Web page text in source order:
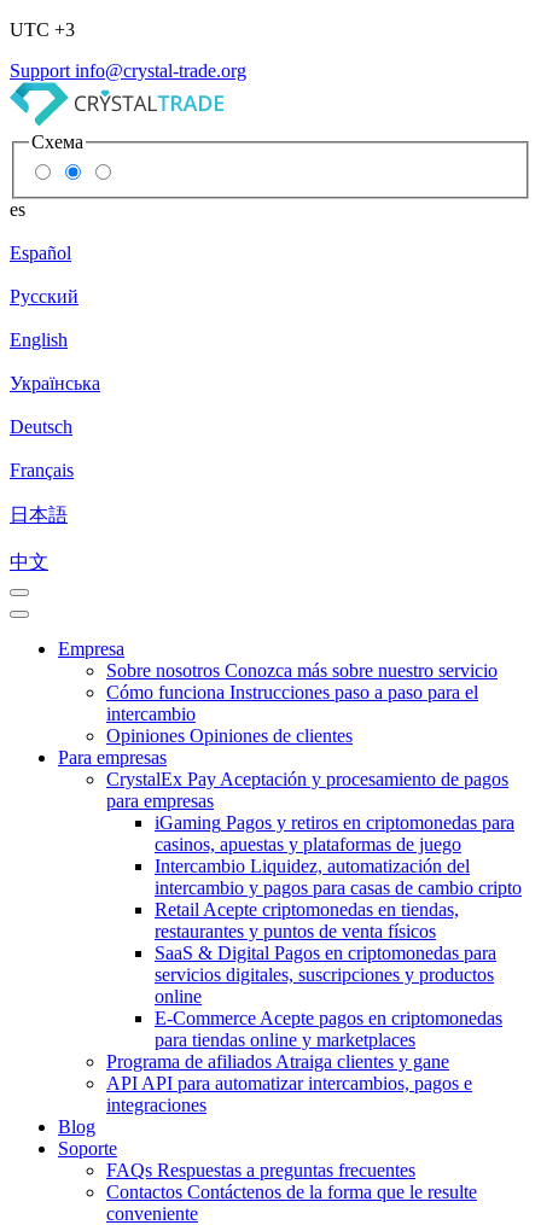
UTC +3
Support info@crystal-trade.org
Схема
es
Español
Русский
English
Українська
Deutsch
Français
日本語
中文
Empresa
Sobre nosotros Conozca más sobre nuestro servicio
Cómo funciona Instrucciones paso a paso para el
intercambio
Opiniones Opiniones de clientes
Para empresas
CrystalEx Pay Aceptación y procesamiento de pagos
para empresas
iGaming Pagos y retiros en criptomonedas para
casinos, apuestas y plataformas de juego
Intercambio Liquidez, automatización del
intercambio y pagos para casas de cambio cripto
Retail Acepte criptomonedas en tiendas,
restaurantes y puntos de venta físicos
SaaS & Digital Pagos en criptomonedas para
servicios digitales, suscripciones y productos
online
E-Commerce Acepte pagos en criptomonedas
para tiendas online y marketplaces
Programa de afiliados Atraiga clientes y gane
API API para automatizar intercambios, pagos e
integraciones
Blog
Soporte
FAQs Respuestas a preguntas frecuentes
Contactos Contáctenos de la forma que le resulte
conveniente